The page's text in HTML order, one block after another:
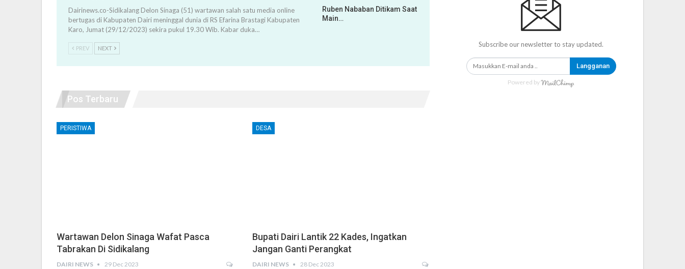
Dairinews.co-Sidikalang Delon Sinaga (51) wartawan salah satu media online
bertugas di Kabupaten Dairi meninggal dunia di RS Efarina Brastagi Kabupaten
Karo, Jumat (29/12/2023) sekira pukul 19.30 Wib. Kabar duka…
Ruben Nababan Ditikam Saat
Main…
PREV NEXT
Pos Terbaru
PERISTIWA
Wartawan Delon Sinaga Wafat Pasca
Tabrakan Di Sidikalang
DAIRI NEWS 29 Dec 2023
DESA
Bupati Dairi Lantik 22 Kades, Ingatkan
Jangan Ganti Perangkat
DAIRI NEWS 28 Dec 2023
Subscribe our newsletter to stay updated.
Langganan
Powered by